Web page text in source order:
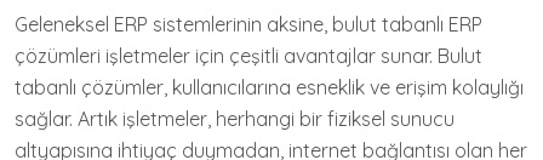
Geleneksel ERP sistemlerinin aksine, bulut tabanlı ERP
çözümleri işletmeler için çeşitli avantajlar sunar. Bulut
tabanlı çözümler, kullanıcılarına esneklik ve erişim kolaylığı
sağlar. Artık işletmeler, herhangi bir fiziksel sunucu
altyapısına ihtiyaç duymadan, internet bağlantısı olan her